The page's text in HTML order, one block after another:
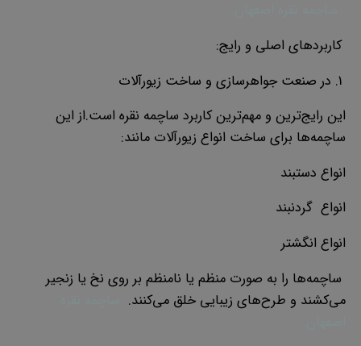
کاربردهای اصلی و رایج:
این رایج‌ترین و مهم‌ترین کاربرد ساچمه نقره است.از این
ساچمه‌ها برای ساخت انواع زیورآلات مانند:
انواع دستبند
انواع گردنبند
انواع انگشتر
ساچمه‌ها را به صورت منظم یا نامنظم بر روی نخ یا زنجیر
می‌کشند و طرح‌های زیبایی خلق می‌کنند.